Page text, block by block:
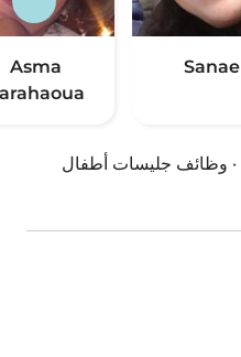
Sanae
Asma
· وظائف جليسات أطفال